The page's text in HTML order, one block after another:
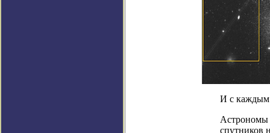
И с каждым
Астрономы
спутников